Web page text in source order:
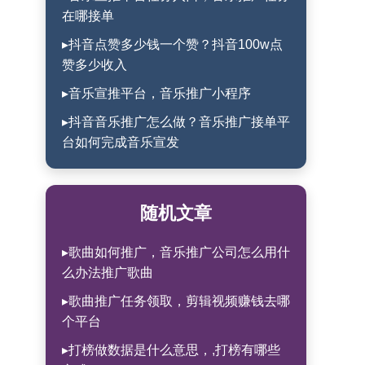
在哪接单
▸抖音点赞多少钱一个赞？抖音100w点
赞多少收入
▸音乐宣推平台，音乐推广小程序
▸抖音音乐推广怎么做？音乐推广接单平
台如何完成音乐宣发
随机文章
▸歌曲如何推广，音乐推广公司怎么用什
么办法推广歌曲
▸歌曲推广任务领取，剪辑视频赚钱去哪
个平台
▸打榜做数据是什么意思，,打榜有哪些